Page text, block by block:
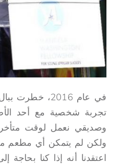
في عام 2016،
تجربة شخصية مع أحد
وصديقي نعمل لوقت متأخر
ولكن لم يتمكن أي مطعم
اعتقدنا أنه إذا كنا